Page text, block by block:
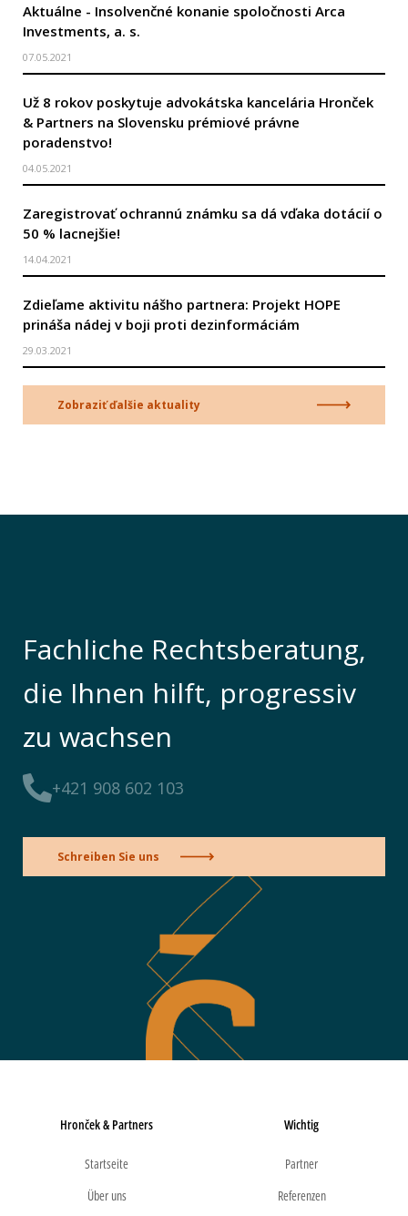
Aktuálne - Insolvenčné konanie spoločnosti Arca
Investments, a. s.
07.05.2021
Už 8 rokov poskytuje advokátska kancelária Hronček
& Partners na Slovensku prémiové právne
poradenstvo!
04.05.2021
Zaregistrovať ochrannú známku sa dá vďaka dotácií o
50 % lacnejšie!
14.04.2021
Zdieľame aktivitu nášho partnera: Projekt HOPE
prináša nádej v boji proti dezinformáciám
29.03.2021
Zobraziť ďalšie aktuality
Fachliche Rechtsberatung,
die Ihnen hilft, progressiv
zu wachsen
+421 908 602 103
Schreiben Sie uns
Hronček & Partners
Startseite
Über uns
Wichtig
Partner
Referenzen